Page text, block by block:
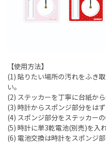
【使用方法】
(1) 貼りたい場所の汚れをふき
い。
(2) ステッカーを丁寧に台紙か
(3) 時計からスポンジ部分をは
(4) スポンジ部分をステッカー
(5) 時計に単3乾電池(別売)を入
(6) 電池交換は時計をスポンジ